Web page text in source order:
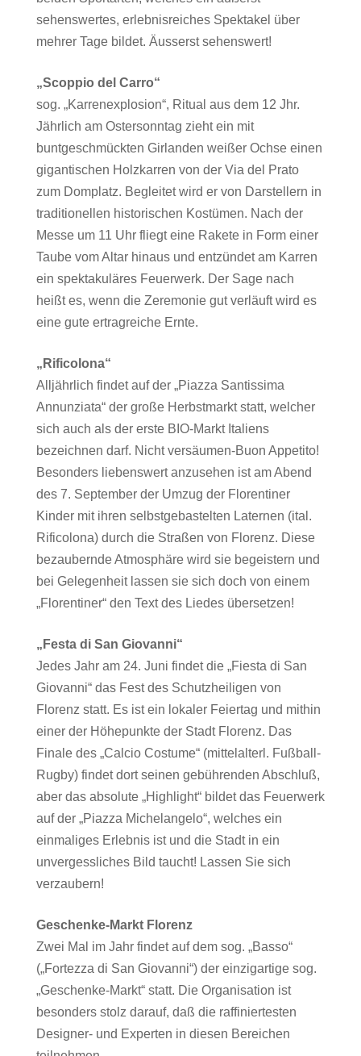
sehenswertes, erlebnisreiches Spektakel über
mehrer Tage bildet. Äusserst sehenswert!
„Scoppio del Carro“
sog. „Karrenexplosion“, Ritual aus dem 12 Jhr.
Jährlich am Ostersonntag zieht ein mit
buntgeschmückten Girlanden weißer Ochse einen
gigantischen Holzkarren von der Via del Prato
zum Domplatz. Begleitet wird er von Darstellern in
traditionellen historischen Kostümen. Nach der
Messe um 11 Uhr fliegt eine Rakete in Form einer
Taube vom Altar hinaus und entzündet am Karren
ein spektakuläres Feuerwerk. Der Sage nach
heißt es, wenn die Zeremonie gut verläuft wird es
eine gute ertragreiche Ernte.
„Rificolona“
Alljährlich findet auf der „Piazza Santissima
Annunziata“ der große Herbstmarkt statt, welcher
sich auch als der erste BIO-Markt Italiens
bezeichnen darf. Nicht versäumen-Buon Appetito!
Besonders liebenswert anzusehen ist am Abend
des 7. September der Umzug der Florentiner
Kinder mit ihren selbstgebastelten Laternen (ital.
Rificolona) durch die Straßen von Florenz. Diese
bezaubernde Atmosphäre wird sie begeistern und
bei Gelegenheit lassen sie sich doch von einem
„Florentiner“ den Text des Liedes übersetzen!
„Festa di San Giovanni“
Jedes Jahr am 24. Juni findet die „Fiesta di San
Giovanni“ das Fest des Schutzheiligen von
Florenz statt. Es ist ein lokaler Feiertag und mithin
einer der Höhepunkte der Stadt Florenz. Das
Finale des „Calcio Costume“ (mittelalterl. Fußball-
Rugby) findet dort seinen gebührenden Abschluß,
aber das absolute „Highlight“ bildet das Feuerwerk
auf der „Piazza Michelangelo“, welches ein
einmaliges Erlebnis ist und die Stadt in ein
unvergessliches Bild taucht! Lassen Sie sich
verzaubern!
Geschenke-Markt Florenz
Zwei Mal im Jahr findet auf dem sog. „Basso“
(„Fortezza di San Giovanni“) der einzigartige sog.
„Geschenke-Markt“ statt. Die Organisation ist
besonders stolz darauf, daß die raffiniertesten
Designer- und Experten in diesen Bereichen